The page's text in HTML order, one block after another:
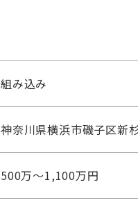
組み込み
神奈川県横浜市磯子区
500万～1,100万円